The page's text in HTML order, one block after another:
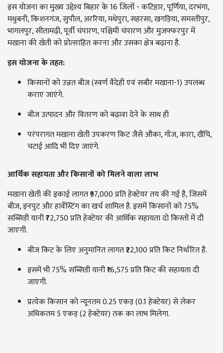
इस योजना का मुख्य उद्देश्य बिहार के 16 जिलों - कटिहार, पूर्णिया, दरभंगा,
मधुबनी, किशनगंज, सुपौल, अररिया, मधेपुरा, सहरसा, खगड़िया, समस्तीपुर,
भागलपुर, सीतामढ़ी, पूर्वी चंपारण, पश्चिमी चंपारण और मुजफ्फरपुर में
मखाना की खेती को प्रोत्साहित करना और उसका क्षेत्र बढ़ाना है.
इस योजना के तहत:
किसानों को उन्नत बीज (स्वर्ण वैदेही एवं सबौर मखाना-1) उपलब्ध
कराए जाएंगे.
बीज उत्पादन और वितरण को बढ़ावा देने के साथ ही
परंपरागत मखाना खेती उपकरण किट जैसे औका, गाँज, कारा, खैंचि,
चटाई आदि भी दिए जाएंगे.
आर्थिक सहायता और किसानों को मिलने वाला लाभ
मखाना खेती की इकाई लागत ₹97,000 प्रति हेक्टेयर तय की गई है, जिसमें
बीज, इनपुट और हार्वेस्टिंग का खर्च शामिल है. इसमें किसानों को 75%
सब्सिडी यानी ₹72,750 प्रति हेक्टेयर की आर्थिक सहायता दो किस्तों में दी
जाएगी.
बीज किट के लिए अनुमानित लागत ₹22,100 प्रति किट निर्धारित है.
इसमें भी 75% सब्सिडी यानी ₹16,575 प्रति किट की सहायता दी
जाएगी.
प्रत्येक किसान को न्यूनतम 0.25 एकड़ (0.1 हेक्टेयर) से लेकर
अधिकतम 5 एकड़ (2 हेक्टेयर) तक का लाभ मिलेगा.